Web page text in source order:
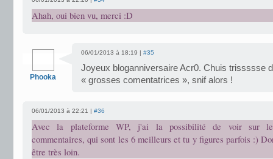
Ahah, oui bien vu, merci :D
Phooka
06/01/2013 à 18:19 | #35
Joyeux bloganniversaire Acr0. Chuis trissssse
« grosses comentatrices », snif alors !
06/01/2013 à 22:21 | #36
Avec la plateforme WP, j'ai la possibilité de voir sur
commentaires, qui sont les 6 meilleurs et tu y figures parfois :)
être très loin.